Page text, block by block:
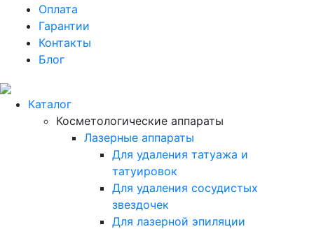
Оплата
Гарантии
Контакты
Блог
Каталог
Косметологические аппараты
Лазерные аппараты
Для удаления татуажа и
татуировок
Для удаления сосудистых
звездочек
Для лазерной эпиляции